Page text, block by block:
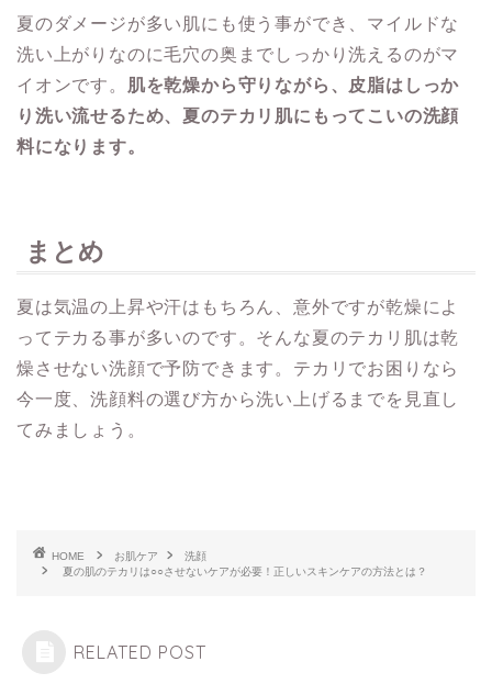
夏のダメージが多い肌にも使う事ができ、マイルドな
洗い上がりなのに毛穴の奥までしっかり洗えるのがマ
イオンです。 肌を乾燥から守りながら、皮脂はしっか
り洗い流せるため、夏のテカリ肌にもってこいの洗顔
料になります。
まとめ
夏は気温の上昇や汗はもちろん、意外ですが乾燥によ
ってテカる事が多いのです。そんな夏のテカリ肌は乾
燥させない洗顔で予防できます。テカリでお困りなら
今一度、洗顔料の選び方から洗い上げるまでを見直し
てみましょう。
HOME お肌ケア
洗顔
夏の肌のテカリは○○させないケアが必要！正しいスキンケアの方法とは？
RELATED POST